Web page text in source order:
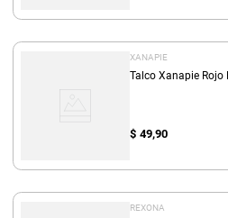
XANAPIE
Talco Xanapie Rojo
$ 49,90
REXONA